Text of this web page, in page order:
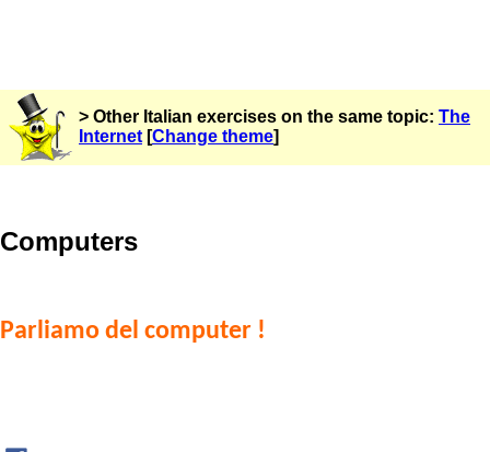
> Other Italian exercises on the same topic: The
Internet [Change theme]
Computers
Parliamo del computer !